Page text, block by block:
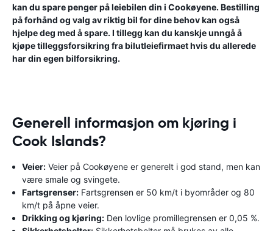
kan du spare penger på leiebilen din i Cookøyene. Bestilling
på forhånd og valg av riktig bil for dine behov kan også
hjelpe deg med å spare. I tillegg kan du kanskje unngå å
kjøpe tilleggsforsikring fra bilutleiefirmaet hvis du allerede
har din egen bilforsikring.
Generell informasjon om kjøring i
Cook Islands?
Veier: Veier på Cookøyene er generelt i god stand, men kan
være smale og svingete.
Fartsgrenser: Fartsgrensen er 50 km/t i byområder og 80
km/t på åpne veier.
Drikking og kjøring: Den lovlige promillegrensen er 0,05 %.